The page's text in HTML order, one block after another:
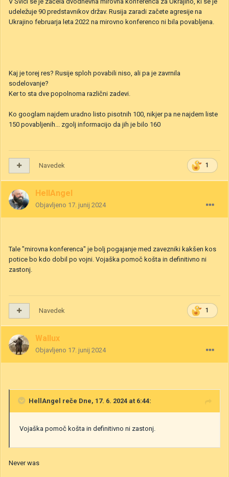
udeležuje 90 predstavnikov držav. Rusija zaradi začete agresije na
Ukrajino februarja leta 2022 na mirovno konferenco ni bila povabljena.
Kaj je torej res? Rusije sploh povabili niso, ali pa je zavrnila
sodelovanje?
Ker to sta dve popolnoma različni zadevi.
Ko googlam najdem uradno listo pisotnih 100, nikjer pa ne najdem liste
150 povabljenih... zgolj informacijo da jih je bilo 160
1
Navedek
HellAngel
Objavljeno 17. junij 2024
Tale "mirovna konferenca" je bolj pogajanje med zavezniki kakšen kos
potice bo kdo dobil po vojni. Vojaška pomoč košta in definitivno ni
zastonj.
1
Navedek
Wallux
Objavljeno 17. junij 2024
HellAngel reče Dne, 17. 6. 2024 at 6:44:
Vojaška pomoč košta in definitivno ni zastonj.
Never was